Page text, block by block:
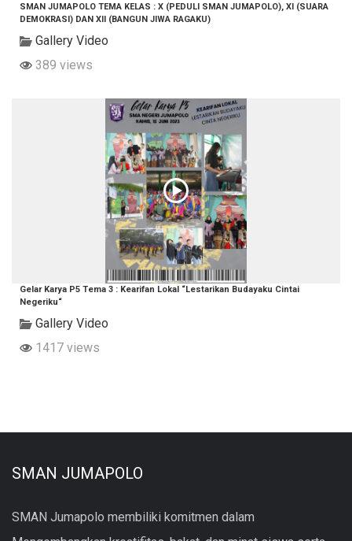
SMAN JUMAPOLO TEMA KELAS : X (PEDULI SMAN JUMAPOLO), XI (SUARA
DEMOKRASI) DAN XII (BANGUN JIWA RAGAKU)
Gallery Video
389 views
Gelar Karya P5 Tema 3 : Kearifan Lokal “Lestarikan Budayaku Cintai
Negeriku“
Gallery Video
1417 views
SMAN JUMAPOLO
SMAN Jumapolo membiliki komitmen dalam